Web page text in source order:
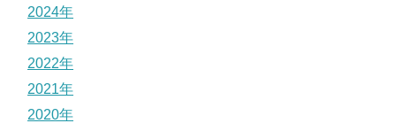
2024年
2023年
2022年
2021年
2020年